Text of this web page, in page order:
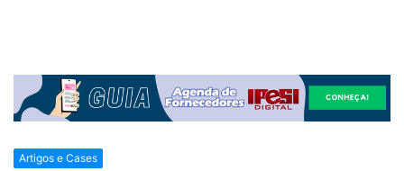
Artigos e Cases